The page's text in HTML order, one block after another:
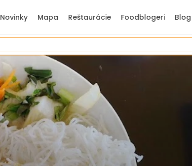
Novinky Mapa Reštaurácie Foodblogeri Blog